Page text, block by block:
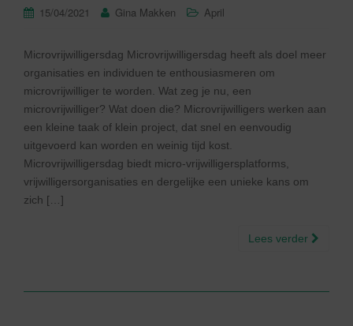
15/04/2021 Gina Makken April
Microvrijwilligersdag Microvrijwilligersdag heeft als doel meer
organisaties en individuen te enthousiasmeren om
microvrijwilliger te worden. Wat zeg je nu, een
microvrijwilliger? Wat doen die? Microvrijwilligers werken aan
een kleine taak of klein project, dat snel en eenvoudig
uitgevoerd kan worden en weinig tijd kost.
Microvrijwilligersdag biedt micro-vrijwilligersplatforms,
vrijwilligersorganisaties en dergelijke een unieke kans om
zich […]
Lees verder